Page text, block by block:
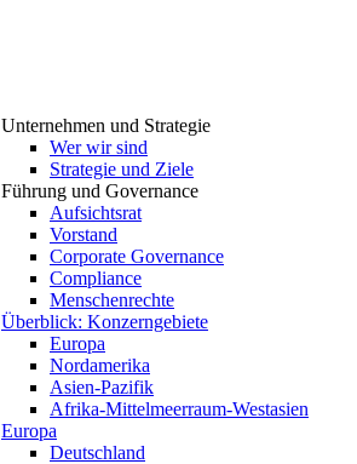
Unternehmen und Strategie
Wer wir sind
Strategie und Ziele
Führung und Governance
Aufsichtsrat
Vorstand
Corporate Governance
Compliance
Menschenrechte
Überblick: Konzerngebiete
Europa
Nordamerika
Asien-Pazifik
Afrika-Mittelmeerraum-Westasien
Europa
Deutschland